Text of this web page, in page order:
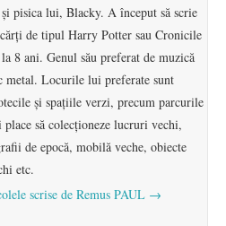
pisica lui, Blacky. A început să scrie
de tipul Harry Potter sau Cronicile
8 ani. Genul său preferat de muzică
metal. Locurile lui preferate sunt
și spațiile verzi, precum parcurile
să colecționeze lucruri vechi,
de epocă, mobilă veche, obiecte
etc.
scrise de Remus PAUL →